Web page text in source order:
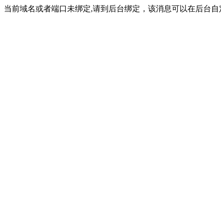
当前域名或者端口未绑定,请到后台绑定，该消息可以在后台自